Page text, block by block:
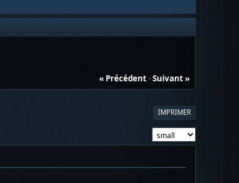
« Précédent-Suivant »
IMPRIMER